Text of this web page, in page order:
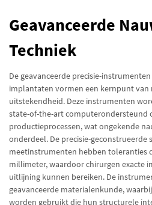
Geavanceerde
Techniek
De geavanceerde precisie-
implantaten vormen een kernpunt van
uitstekendheid. Deze instrumenten
state-of-the-art computerondersteund
productieprocessen, wat ongekende
onderdeel. De precisie-geconstrueerde
meetinstrumenten hebben toleranties
millimeter, waardoor chirurgen exacte
uitlijning kunnen bereiken. De
geavanceerde materialenkunde,
worden gebruikt die hun structurele